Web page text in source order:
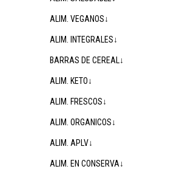
ALIM. VEGANOS↓
ALIM. INTEGRALES↓
BARRAS DE CEREAL↓
ALIM. KETO↓
ALIM. FRESCOS↓
ALIM. ORGANICOS↓
ALIM. APLV↓
ALIM. EN CONSERVA↓